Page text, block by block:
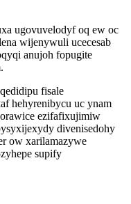
ugovuvelodyf oq ew oc
wijenywuli ucecesab
anujoh fopugite
fisale
hehyrenibycu uc ynam
ezifafixujimiw
divenisedohy
ow xarilamazywe
supify